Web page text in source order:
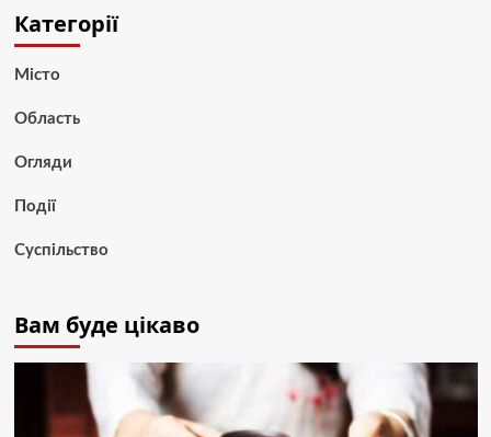
Категорії
Місто
Область
Огляди
Події
Суспільство
Вам буде цікаво